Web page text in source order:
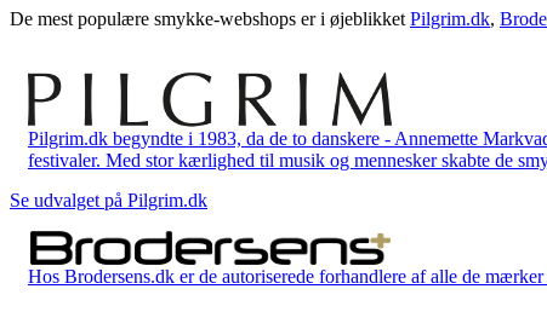
De mest populære smykke-webshops er i øjeblikket Pilgrim.dk,
Pilgrim.dk begyndte i 1983, da de to danskere - Annemette
festivaler. Med stor kærlighed til musik og mennesker skabte de
Se udvalget på Pilgrim.dk
Hos Brodersens.dk er de autoriserede forhandlere af alle de